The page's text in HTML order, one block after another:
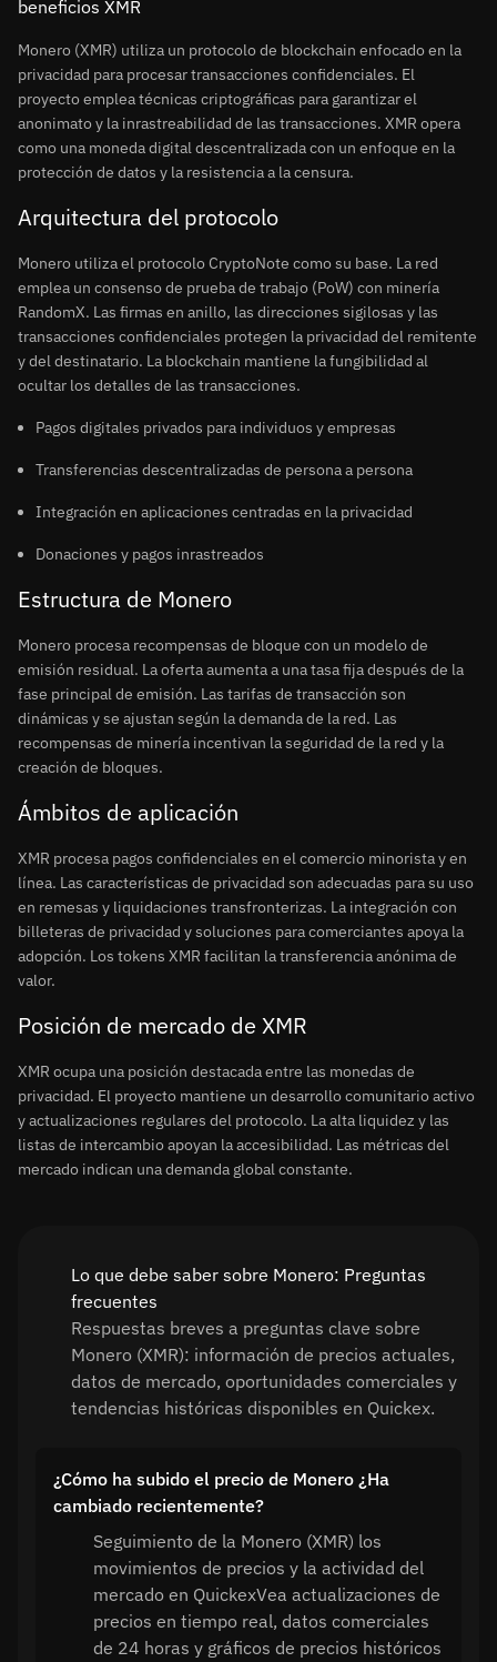
beneficios XMR
Monero (XMR) utiliza un protocolo de blockchain enfocado en la
privacidad para procesar transacciones confidenciales. El
proyecto emplea técnicas criptográficas para garantizar el
anonimato y la inrastreabilidad de las transacciones. XMR opera
como una moneda digital descentralizada con un enfoque en la
protección de datos y la resistencia a la censura.
Arquitectura del protocolo
Monero utiliza el protocolo CryptoNote como su base. La red
emplea un consenso de prueba de trabajo (PoW) con minería
RandomX. Las firmas en anillo, las direcciones sigilosas y las
transacciones confidenciales protegen la privacidad del remitente
y del destinatario. La blockchain mantiene la fungibilidad al
ocultar los detalles de las transacciones.
Pagos digitales privados para individuos y empresas
Transferencias descentralizadas de persona a persona
Integración en aplicaciones centradas en la privacidad
Donaciones y pagos inrastreados
Estructura de Monero
Monero procesa recompensas de bloque con un modelo de
emisión residual. La oferta aumenta a una tasa fija después de la
fase principal de emisión. Las tarifas de transacción son
dinámicas y se ajustan según la demanda de la red. Las
recompensas de minería incentivan la seguridad de la red y la
creación de bloques.
Ámbitos de aplicación
XMR procesa pagos confidenciales en el comercio minorista y en
línea. Las características de privacidad son adecuadas para su uso
en remesas y liquidaciones transfronterizas. La integración con
billeteras de privacidad y soluciones para comerciantes apoya la
adopción. Los tokens XMR facilitan la transferencia anónima de
valor.
Posición de mercado de XMR
XMR ocupa una posición destacada entre las monedas de
privacidad. El proyecto mantiene un desarrollo comunitario activo
y actualizaciones regulares del protocolo. La alta liquidez y las
listas de intercambio apoyan la accesibilidad. Las métricas del
mercado indican una demanda global constante.
Lo que debe saber sobre Monero: Preguntas
frecuentes
Respuestas breves a preguntas clave sobre
Monero (XMR): información de precios actuales,
datos de mercado, oportunidades comerciales y
tendencias históricas disponibles en Quickex.
¿Cómo ha subido el precio de Monero ¿Ha
cambiado recientemente?
Seguimiento de la Monero (XMR) los
movimientos de precios y la actividad del
mercado en QuickexVea actualizaciones de
precios en tiempo real, datos comerciales
de 24 horas y gráficos de precios históricos